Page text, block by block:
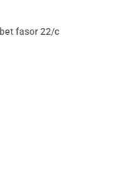
fasor 22/c